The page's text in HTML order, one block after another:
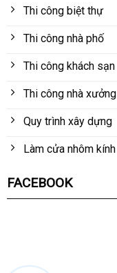
Thi công biệt thự
Thi công nhà phố
Thi công khách sạn
Thi công nhà xưởng
Quy trình xây dựng
Làm cửa nhôm kính
FACEBOOK